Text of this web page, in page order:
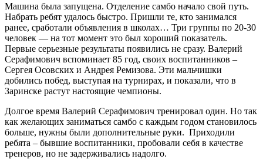
Машина была запущена. Отделение самбо начало свой путь.
Набрать ребят удалось быстро. Пришли те, кто занимался
ранее, сработали объявления в школах… Три группы по 20-30
человек — на тот момент это был хороший показатель.
Первые серьезные результаты появились не сразу. Валерий
Серафимович вспоминает 85 год, своих воспитанников –
Сергея Осовских и Андрея Ремизова. Эти мальчишки
добились побед, выступая на турнирах, и показали, что в
Заринске растут настоящие чемпионы.
Долгое время Валерий Серафимович тренировал один. Но так
как желающих заниматься самбо с каждым годом становилось
больше, нужны были дополнительные руки. Приходили
ребята – бывшие воспитанники, пробовали себя в качестве
тренеров, но не задерживались надолго.